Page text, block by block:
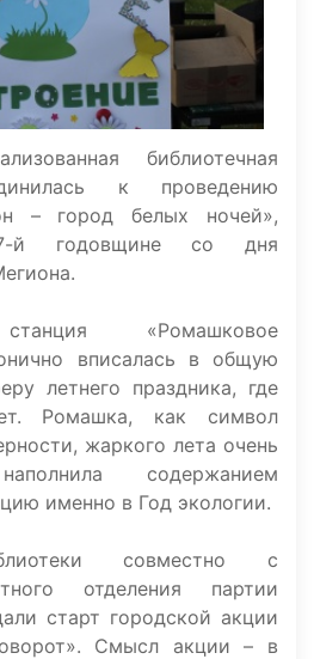
библиотечная
к проведению
– город белых ночей»,
й годовщине со дня
«Ромашковое
вписалась в общую
летнего праздника, где
Ромашка, как символ
жаркого лета очень
содержанием
именно в Год экологии.
совместно с
отделения партии
старт городской акции
Смысл акции – в